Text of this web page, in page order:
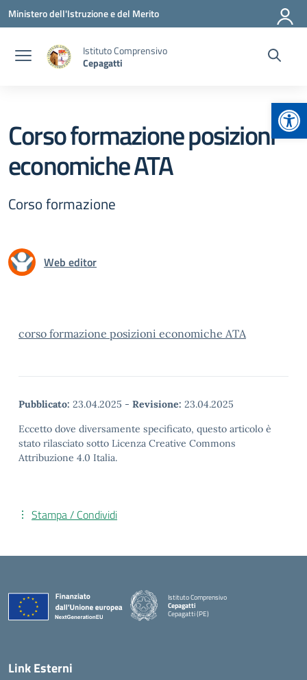
Vai ai contenuti
Vai al menu di navigazione
Vai al footer
Ministero dell'Istruzione e del Merito
Istituto Comprensivo
Cepagatti
Corso formazione posizioni
economiche ATA
Corso formazione
Web editor
corso formazione posizioni economiche ATA
Pubblicato: 23.04.2025 - Revisione: 23.04.2025
Eccetto dove diversamente specificato, questo articolo è
stato rilasciato sotto Licenza Creative Commons
Attribuzione 4.0 Italia.
Stampa / Condividi
Istituto Comprensivo
Cepagatti
Cepagatti (PE)
— Visita la pagina iniziale della scuola
Link Esterni